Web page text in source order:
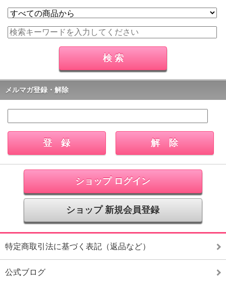
メルマガ登録・解除
ショップ ログイン
ショップ 新規会員登録
特定商取引法に基づく表記（返品など）
公式ブログ